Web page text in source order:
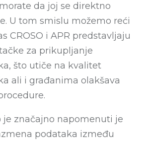
da joj se direktno
U tom smislu možemo reći
CROSO i APR predstavljaju
za prikupljanje
što utiče na kvalitet
ali i građanima olakšava
je značajno napomenuti je
podataka između